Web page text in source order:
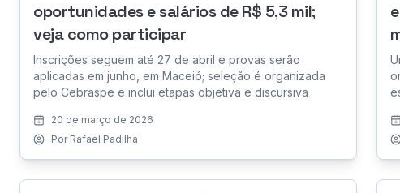
oportunidades e salários de R$ 5,3 mil;
veja como participar
Inscrições seguem até 27 de abril e provas serão
aplicadas em junho, em Maceió; seleção é organizada
pelo Cebraspe e inclui etapas objetiva e discursiva
20 de março de 2026
Por Rafael Padilha